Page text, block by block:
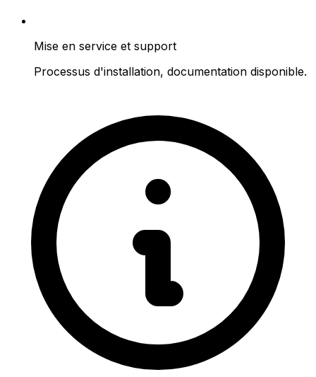
Mise en service et support
Processus d'installation, documentation disponible.